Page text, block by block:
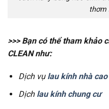
thơm
>>> Bạn có thể tham khảo
CLEAN như:
Dịch vụ lau kính nhà
Dịch lau kính chung cư